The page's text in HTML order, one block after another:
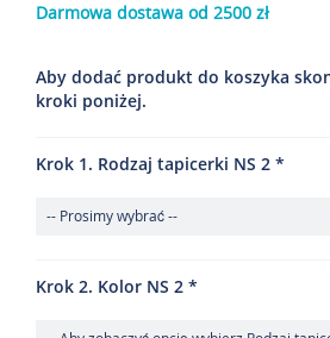
Darmowa dostawa od 2500 zł
Aby dodać produkt do koszyka
kroki poniżej.
Krok 1. Rodzaj tapicerki NS 2
Krok 2. Kolor NS 2